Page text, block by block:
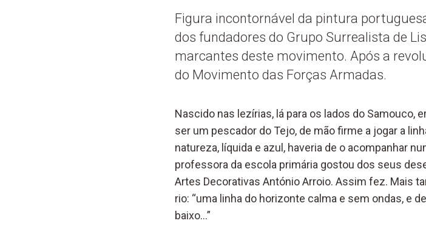
Figura incontornável da pintura
dos fundadores do Grupo Surrealista de
marcantes deste movimento. Após a
do Movimento das Forças Armadas.
Nascido nas lezírias, lá para os lados do Samouco,
ser um pescador do Tejo, de mão firme a jogar a
natureza, líquida e azul, haveria de o acompanhar
professora da escola primária gostou dos seus
Artes Decorativas António Arroio. Assim fez. Mais
rio: “uma linha do horizonte calma e sem ondas, e
baixo…”